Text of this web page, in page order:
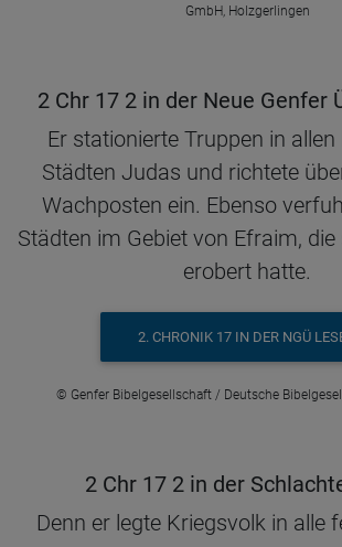
GmbH, Holzgerlingen
2 Chr 17 2 in der Neue Genfer
Er stationierte Truppen in
Städten Judas und richtete
Wachposten ein. Ebenso
Städten im Gebiet von Efraim, die
erobert hatte.
2. CHRONIK 17 IN DER NGÜ
© Genfer Bibelgesellschaft / Deutsche
2 Chr 17 2 in der
Denn er legte Kriegsvolk in alle